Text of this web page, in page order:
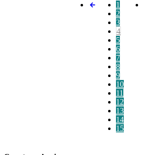
1
2
3
4
5
6
7
8
9
10
11
12
13
14
15